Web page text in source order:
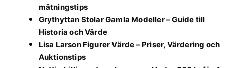
mätningstips
Grythyttan Stolar Gamla Modeller – Guide till
Historia och Värde
Lisa Larson Figurer Värde – Priser, Värdering och
Auktionstips